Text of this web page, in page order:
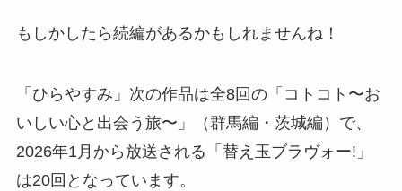
もしかしたら続編があるかもしれませんね！
「ひらやすみ」次の作品は全8回の「コトコト〜お
いしい心と出会う旅〜」（群馬編・茨城編）で、
2026年1月から放送される「替え玉ブラヴォー!」
は20回となっています。